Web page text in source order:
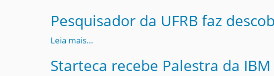
Pesquisador da UFRB faz
Leia mais…
Starteca recebe Palestra da